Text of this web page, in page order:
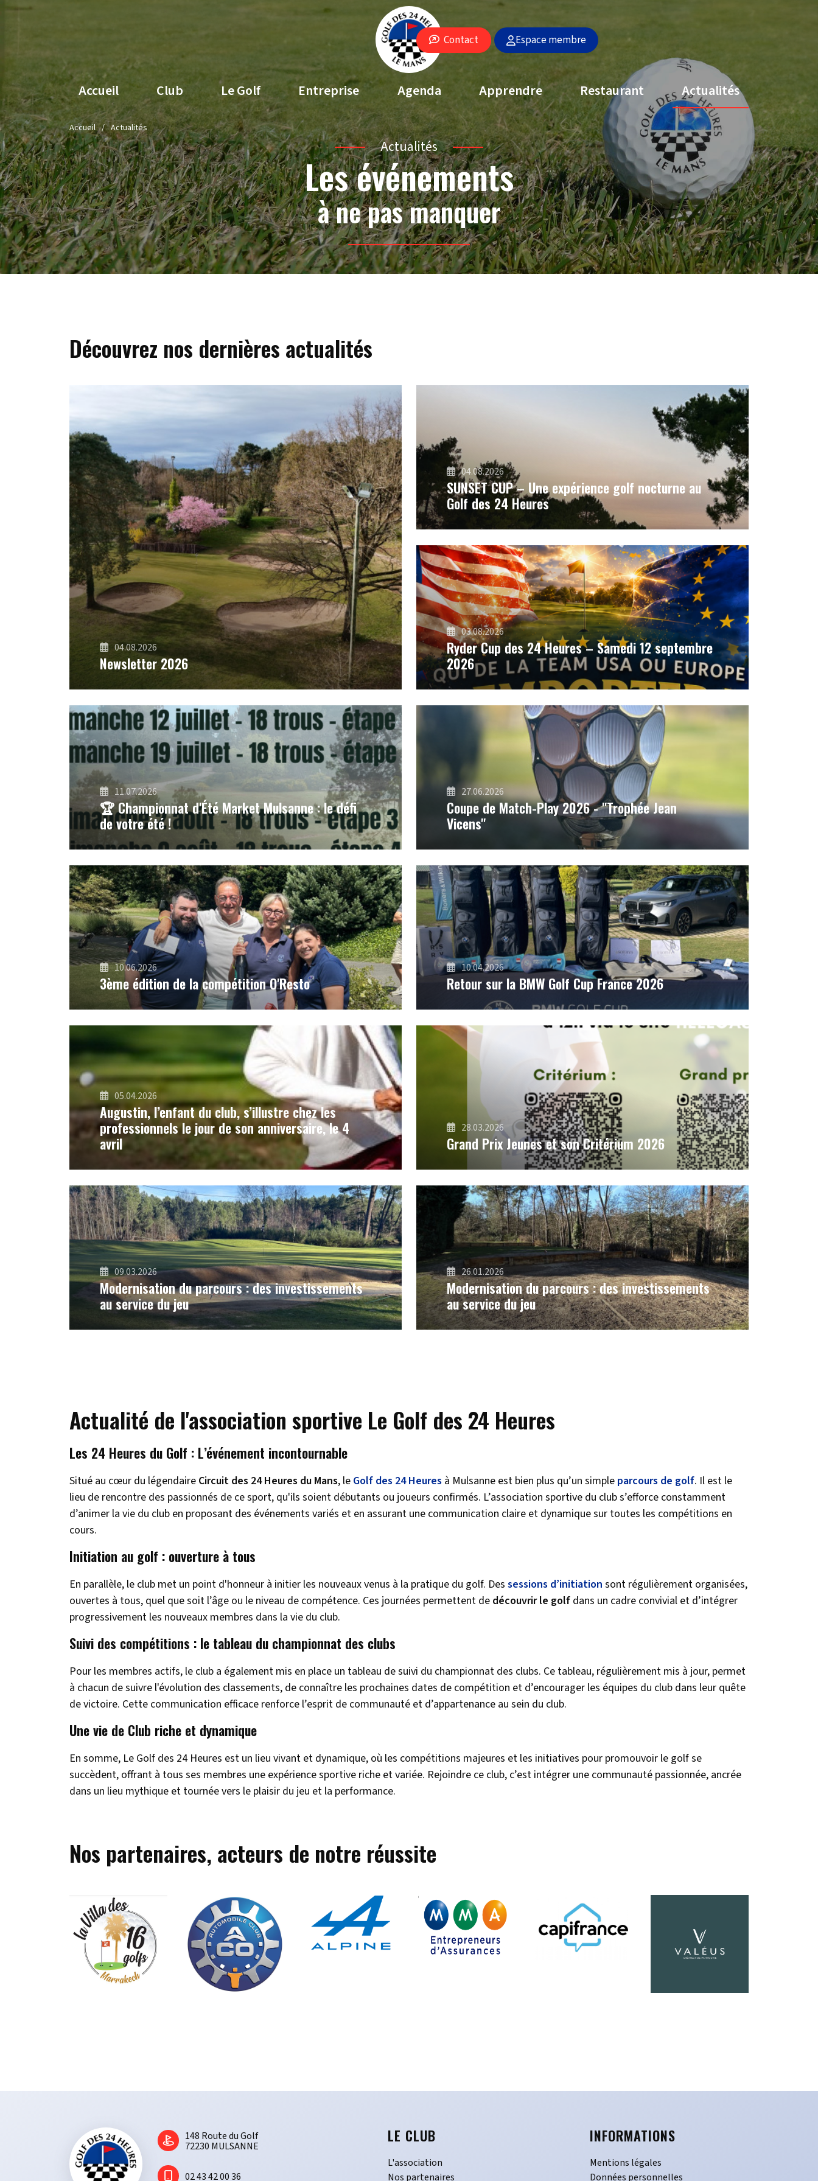
Contact Espace membre
Accueil Club Le Golf Entreprise Agenda Apprendre Restaurant Actualités
Accueil Actualités
Actualités
Les événements
à ne pas manquer
Découvrez nos dernières actualités
04.08.2026
Newsletter 2026
04.08.2026
SUNSET CUP – Une expérience golf nocturne au
Golf des 24 Heures
03.08.2026
Ryder Cup des 24 Heures – Samedi 12 septembre
2026
11.07.2026
🏆 Championnat d'Été Market Mulsanne : le défi
de votre été !
27.06.2026
Coupe de Match-Play 2026 - "Trophée Jean
Vicens"
10.06.2026
3ème édition de la compétition O'Resto
10.04.2026
Retour sur la BMW Golf Cup France 2026
05.04.2026
Augustin, l’enfant du club, s’illustre chez les
professionnels le jour de son anniversaire, le 4
avril
28.03.2026
Grand Prix Jeunes et son Critérium 2026
09.03.2026
Modernisation du parcours : des investissements
au service du jeu
26.01.2026
Modernisation du parcours : des investissements
au service du jeu
Actualité de l'association sportive Le Golf des 24 Heures
Les 24 Heures du Golf : L’événement incontournable
Situé au cœur du légendaire Circuit des 24 Heures du Mans, le Golf des 24 Heures à Mulsanne est bien plus qu’un simple parcours de golf. Il est le
lieu de rencontre des passionnés de ce sport, qu'ils soient débutants ou joueurs confirmés. L’association sportive du club s’efforce constamment
d’animer la vie du club en proposant des événements variés et en assurant une communication claire et dynamique sur toutes les compétitions en
cours.
Initiation au golf : ouverture à tous
En parallèle, le club met un point d'honneur à initier les nouveaux venus à la pratique du golf. Des sessions d’initiation sont régulièrement organisées,
ouvertes à tous, quel que soit l’âge ou le niveau de compétence. Ces journées permettent de découvrir le golf dans un cadre convivial et d’intégrer
progressivement les nouveaux membres dans la vie du club.
Suivi des compétitions : le tableau du championnat des clubs
Pour les membres actifs, le club a également mis en place un tableau de suivi du championnat des clubs. Ce tableau, régulièrement mis à jour, permet
à chacun de suivre l'évolution des classements, de connaître les prochaines dates de compétition et d’encourager les équipes du club dans leur quête
de victoire. Cette communication efficace renforce l’esprit de communauté et d’appartenance au sein du club.
Une vie de Club riche et dynamique
En somme, Le Golf des 24 Heures est un lieu vivant et dynamique, où les compétitions majeures et les initiatives pour promouvoir le golf se
succèdent, offrant à tous ses membres une expérience sportive riche et variée. Rejoindre ce club, c’est intégrer une communauté passionnée, ancrée
dans un lieu mythique et tournée vers le plaisir du jeu et la performance.
Nos partenaires, acteurs de notre réussite
1​48 Route du Golf
72230 MULSANNE
02 43 42 00 36
LE CLUB
L'association
Nos partenaires
INFORMATIONS
Mentions légales
Données personnelles